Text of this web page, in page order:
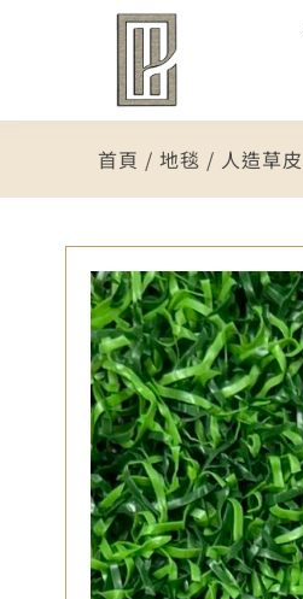
首頁 / 地毯 / 人造草皮